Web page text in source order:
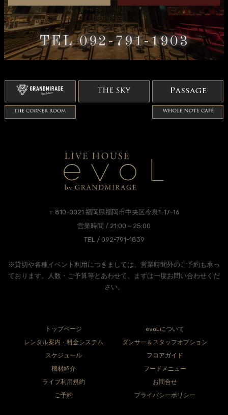
TEL 092-791-1903
〒810-0021 福岡県福岡市中央区今泉1-17-16
営業時間 / 21:00～25:00
TEL / 092-791-1839
※貸切や各種イベント利用につきましては、営業時間外のご予約も承っ
ております。人数・ご予算等とあわせて、まずは一度お問い合わせくだ
さい。
トップページ
evoLについて
レンタル案内・料金システム
ダンサー＆スタッフオプション
スケジュール
フロアガイド
機材紹介
フードメニュー
ライブ利用規約
お問合せ
ご予約
プライバシーポリシー